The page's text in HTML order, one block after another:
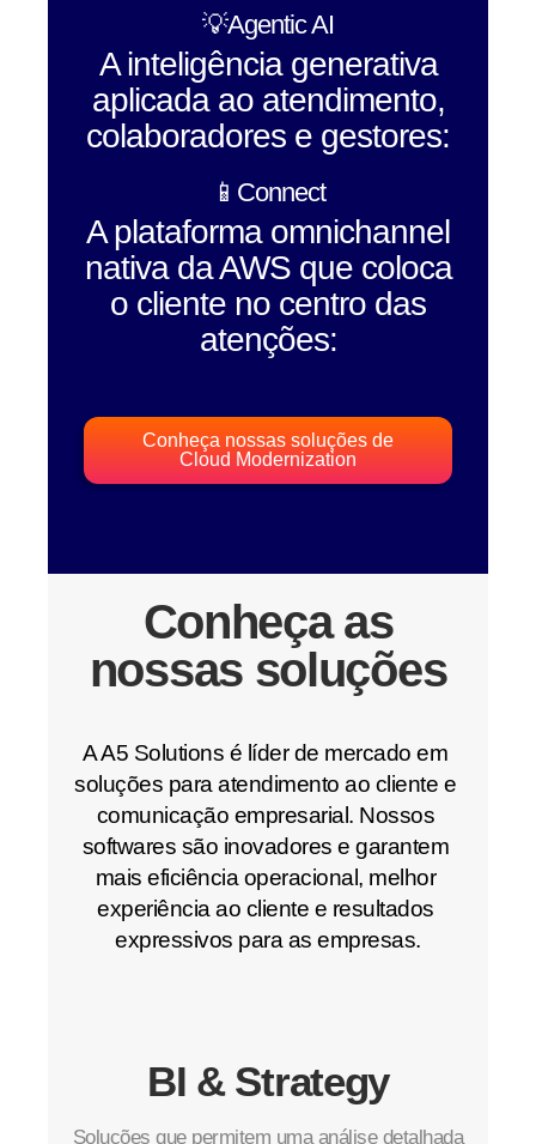
💡Agentic AI
A inteligência generativa
aplicada ao atendimento,
colaboradores e gestores:
📱Connect
A plataforma omnichannel
nativa da AWS que coloca
o cliente no centro das
atenções:
Conheça nossas soluções de
Cloud Modernization
Conheça as
nossas soluções
A A5 Solutions é líder de mercado em
soluções para atendimento ao cliente e
comunicação empresarial. Nossos
softwares são inovadores e garantem
mais eficiência operacional, melhor
experiência ao cliente e resultados
expressivos para as empresas.
BI & Strategy
Soluções que permitem uma análise detalhada